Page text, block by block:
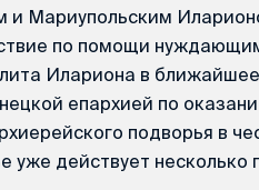
и Мариупольским
по помощи
Илариона в
епархией по
подворья в
уже действует